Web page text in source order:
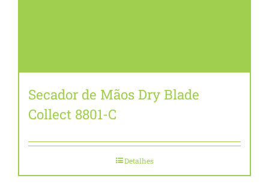
Secador de Mãos Dry Blade
Collect 8801-C
Detalhes